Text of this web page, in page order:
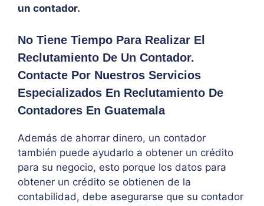
un contador.
No Tiene Tiempo Para Realizar El
Reclutamiento De Un Contador.
Contacte Por Nuestros Servicios
Especializados En Reclutamiento De
Contadores En Guatemala
Además de ahorrar dinero, un contador
también puede ayudarlo a obtener un crédito
para su negocio, esto porque los datos para
obtener un crédito se obtienen de la
contabilidad, debe asegurarse que su contador